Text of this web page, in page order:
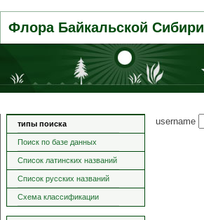
Флора Байкальской Сибири
типы поиска
Поиск по базе данных
Список латинских названий
Список русских названий
Схема классификации
username